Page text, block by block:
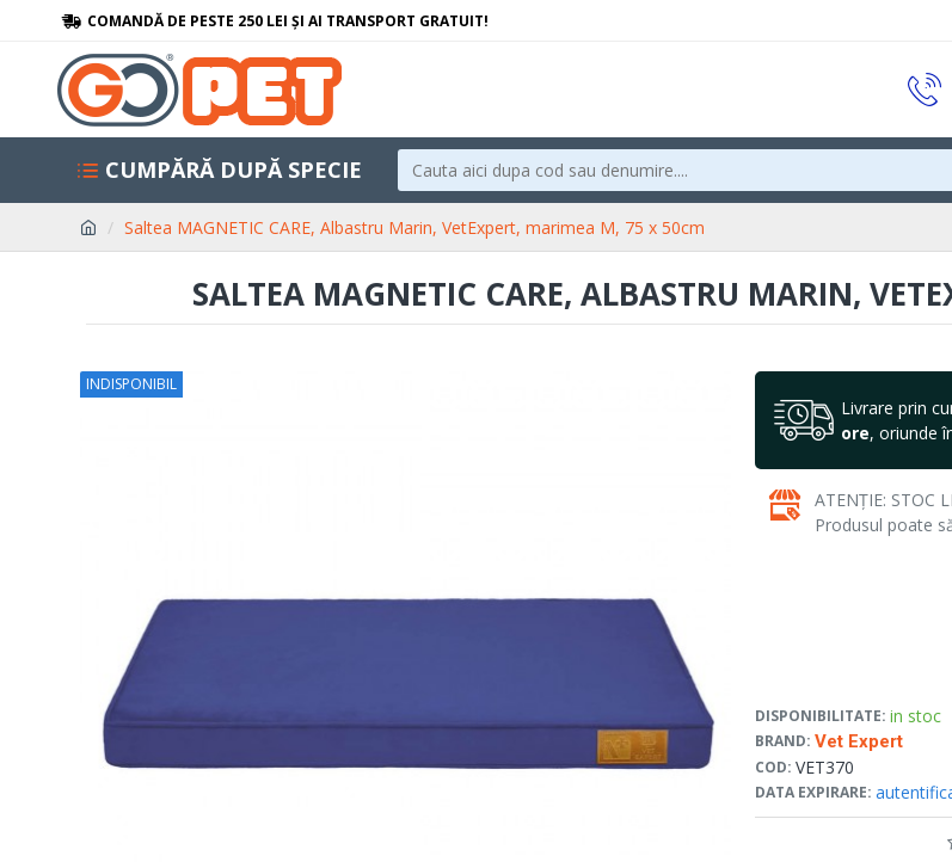
COMANDĂ DE PESTE 250 LEI ȘI AI TRANSPORT GRATUIT!
CUMPĂRĂ DUPĂ SPECIE
Saltea MAGNETIC CARE, Albastru Marin, VetExpert, marimea M, 75 x 50cm
SALTEA MAGNETIC CARE, ALBASTRU MARIN,
INDISPONIBIL
Livrare prin
ore, oriunde
ATENȚIE: STOC
Produsul poate
DISPONIBILITATE: in stoc
BRAND: Vet Expert
COD: VET370
DATA EXPIRARE: